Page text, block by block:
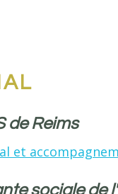
de Reims
et
sociale de